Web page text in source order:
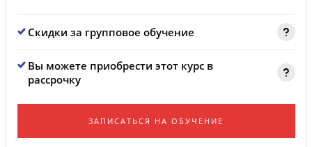
Скидки за групповое обучение
Вы можете приобрести этот курс в
рассрочку
ЗАПИСАТЬСЯ НА ОБУЧЕНИЕ